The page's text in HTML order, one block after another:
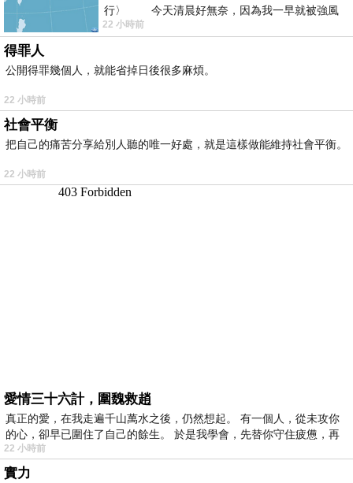
行〉 今天清晨好無奈，因為我一早就被強風
22 小時前
得罪人
公開得罪幾個人，就能省掉日後很多麻煩。
22 小時前
社會平衡
把自己的痛苦分享給別人聽的唯一好處，就是這樣做能維持社會平衡。
22 小時前
愛情三十六計，圍魏救趙
真正的愛，在我走遍千山萬水之後，仍然想起。 有一個人，從未攻你
的心，卻早已圍住了自己的餘生。 於是我學會，先替你守住疲憊，再
22 小時前
實力